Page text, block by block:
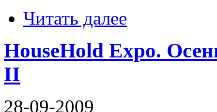
Читать далее
HouseHold Expo.
II
28-09-2009